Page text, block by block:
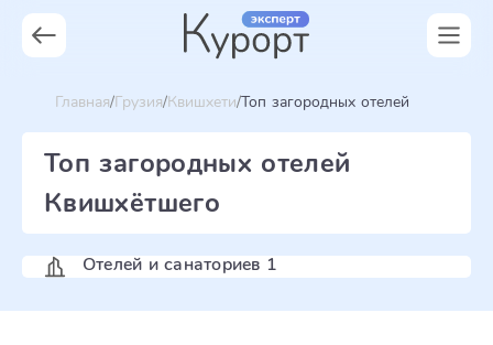
Главная Грузия Квишхети Топ загородных отелей
Топ загородных отелей
Квишхётшего
Отелей и санаториев 1